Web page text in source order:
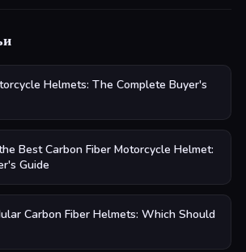
Helmets: The Complete Buyer's
Best Carbon Fiber Motorcycle Helmet:
Guide
Carbon Fiber Helmets: Which Should